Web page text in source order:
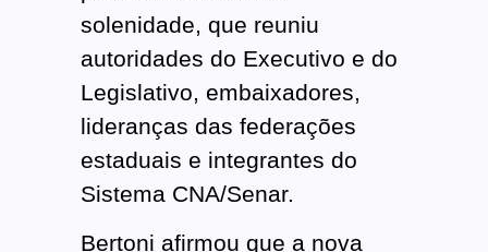
solenidade, que reuniu
autoridades do Executivo e do
Legislativo, embaixadores,
lideranças das federações
estaduais e integrantes do
Sistema CNA/Senar.
Bertoni afirmou que a nova